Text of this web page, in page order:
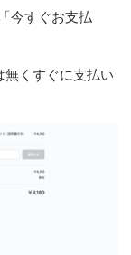
今すぐお支払
無くすぐに支払い